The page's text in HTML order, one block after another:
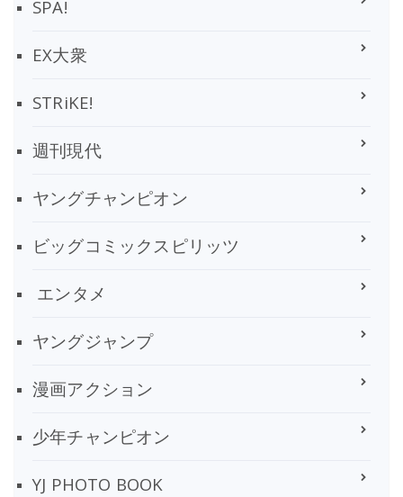
SPA!
EX大衆
STRiKE!
週刊現代
ヤングチャンピオン
ビッグコミックスピリッツ
エンタメ
ヤングジャンプ
漫画アクション
少年チャンピオン
YJ PHOTO BOOK